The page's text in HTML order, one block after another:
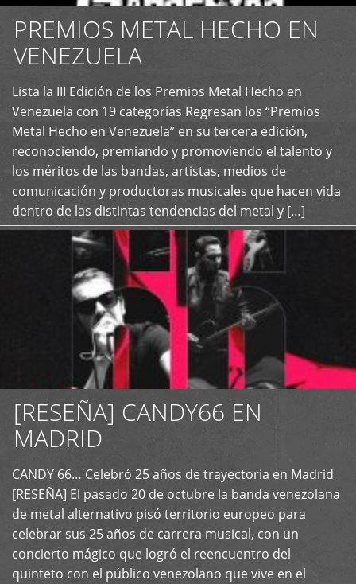
PREMIOS METAL HECHO EN
VENEZUELA
Lista la III Edición de los Premios Metal Hecho en
Venezuela con 19 categorías Regresan los “Premios
Metal Hecho en Venezuela” en su tercera edición,
reconociendo, premiando y promoviendo el talento y
los méritos de las bandas, artistas, medios de
comunicación y productoras musicales que hacen vida
dentro de las distintas tendencias del metal y […]
+
[RESEÑA] CANDY66 EN
MADRID
CANDY 66… Celebró 25 años de trayectoria en Madrid
[RESEÑA] El pasado 20 de octubre la banda venezolana
de metal alternativo pisó territorio europeo para
celebrar sus 25 años de carrera musical, con un
concierto mágico que logró el reencuentro del
quinteto con el público venezolano que vive en el
+